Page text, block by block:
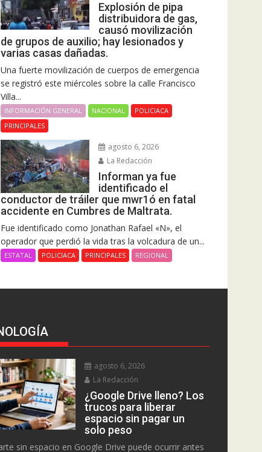
Explosión de pipa
distribuidora de gas,
causó movilización
de grupos de auxilio; hay lesionados y
varias casas dañadas.
Una fuerte movilización de cuerpos de emergencia
se registró este miércoles sobre la calle Francisco
Villa...
INFORMACIÓN GENERAL NACIONAL
POLICIACA
PRINCIPALES
agosto 6, 2026
La Redacción
Informan ya fue
identificado el
conductor de tráiler que mwr1ó en fatal
accidente en Cumbres de Maltrata.
Fue identificado como Jonathan Rafael «N», el
operador que perdió la vida tras la volcadura de un...
ESTATAL POLICIACA PRINCIPALES REGIONAL
agosto 6, 2026
La Redacción
¿Google Drive lleno? Los
trucos para liberar
espacio sin pagar un
solo peso
sin espacio en Google Drive puede ocurrir antes